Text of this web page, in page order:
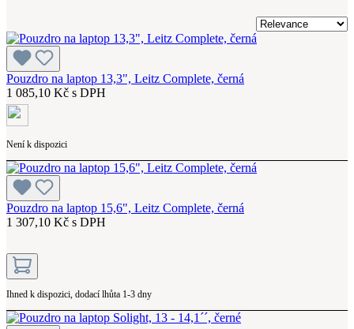
Pouzdro na laptop 13,3", Leitz Complete, černá
1 085,10 Kč s DPH
Není k dispozici
Pouzdro na laptop 15,6", Leitz Complete, černá
1 307,10 Kč s DPH
Ihned k dispozici, dodací lhůta 1-3 dny